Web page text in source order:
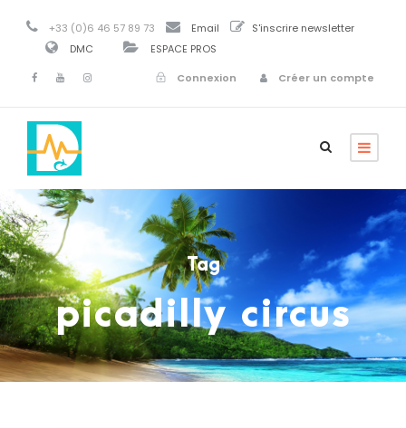
+33 (0)6 46 57 89 73 Email
S'inscrire newsletter
DMC
ESPACE PROS
Connexion
Créer un compte
Tag
picadilly circus